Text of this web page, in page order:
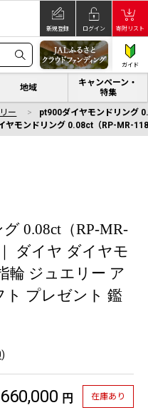
新規登録 ログイン 寄附リスト
ガイド
地域
キャンペーン・
特集
ー
pt900ダイヤモンドリング
ヤモンドリング 0.08ct（RP-MR-
0.08ct（RP-MR-
ダイヤ ダイヤモ
輪 ジュエリー ア
ト プレゼント 鑑
)
660,000 円 在庫あり